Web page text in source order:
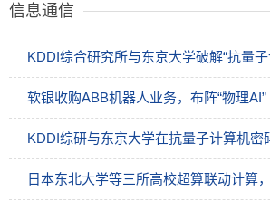
信息通信
软银收购ABB机器人业务，布阵“物理AI”